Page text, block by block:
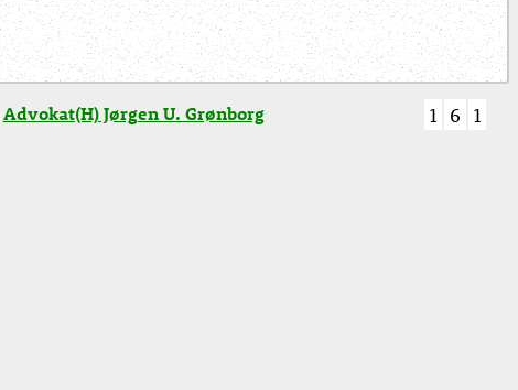
Advokat(H) Jørgen U. Grønborg 1 6 1